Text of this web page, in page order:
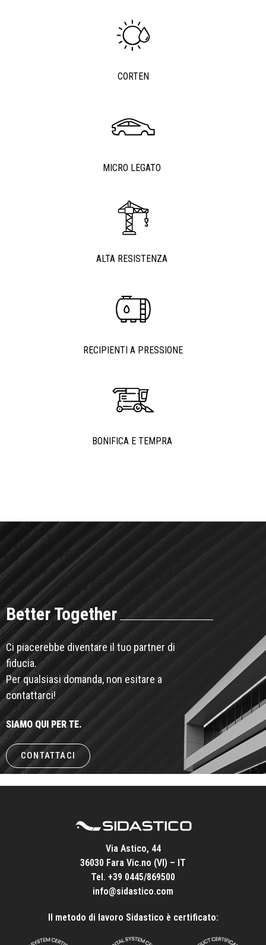
CORTEN
MICRO LEGATO
ALTA RESISTENZA
RECIPIENTI A PRESSIONE
BONIFICA E TEMPRA
Better Together
Ci piacerebbe diventare il tuo partner di
fiducia.
Per qualsiasi domanda, non esitare a
contattarci!
SIAMO QUI PER TE.
CONTATTACI
Via Astico, 44
36030 Fara Vic.no (VI) – IT
Tel. +39 0445/869500
info@sidastico.com
Il metodo di lavoro Sidastico è certificato: